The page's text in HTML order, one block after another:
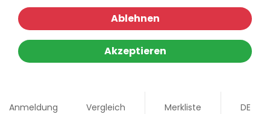
Ablehnen
Akzeptieren
Anmeldung Vergleich Merkliste DE